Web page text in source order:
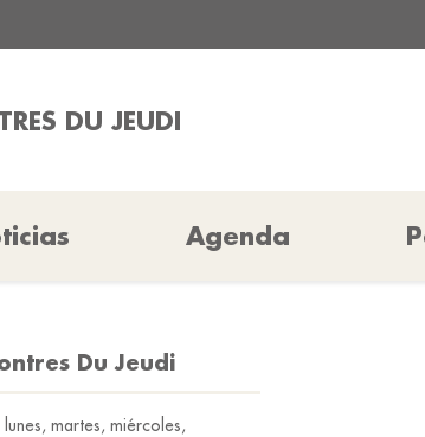
DU JEUDI
Agenda
Du Jeudi
lunes, martes, miércoles,